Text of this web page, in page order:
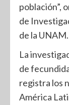
población”,
de
de la UNAM.
La
de
registra los
América